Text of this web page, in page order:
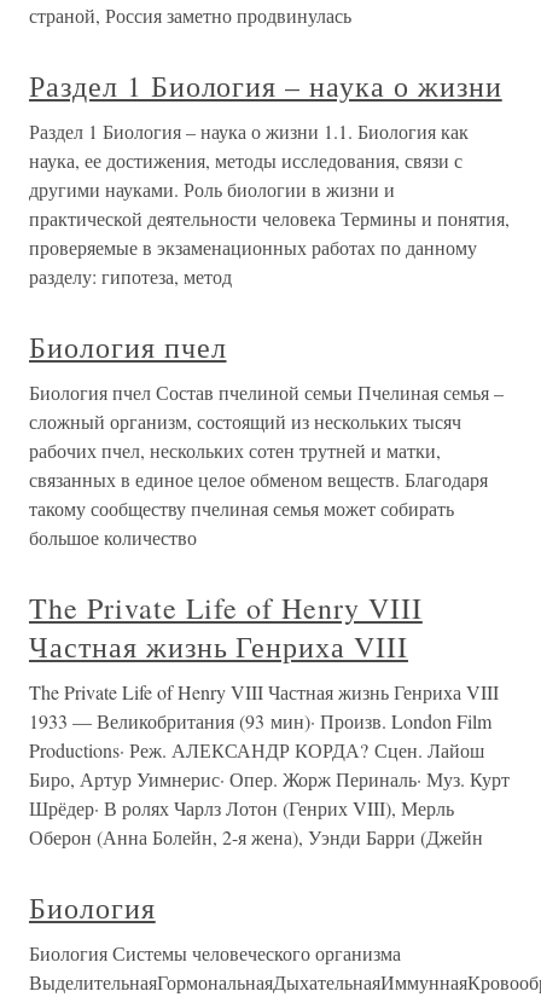
страной, Россия заметно продвинулась
Раздел 1 Биология – наука о жизни
Раздел 1 Биология – наука о жизни 1.1. Биология как
наука, ее достижения, методы исследования, связи с
другими науками. Роль биологии в жизни и
практической деятельности человека Термины и понятия,
проверяемые в экзаменационных работах по данному
разделу: гипотеза, метод
Биология пчел
Биология пчел Состав пчелиной семьи Пчелиная семья –
сложный организм, состоящий из нескольких тысяч
рабочих пчел, нескольких сотен трутней и матки,
связанных в единое целое обменом веществ. Благодаря
такому сообществу пчелиная семья может собирать
большое количество
The Private Life of Henry VIII
Частная жизнь Генриха VIII
The Private Life of Henry VIII Частная жизнь Генриха VIII
1933 — Великобритания (93 мин)· Произв. London Film
Productions· Реж. АЛЕКСАНДР КОРДА? Сцен. Лайош
Биро, Артур Уимнерис· Опер. Жорж Периналь· Муз. Курт
Шрёдер· В ролях Чарлз Лотон (Генрих VIII), Мерль
Оберон (Анна Болейн, 2-я жена), Уэнди Барри (Джейн
Биология
Биология Системы человеческого организма